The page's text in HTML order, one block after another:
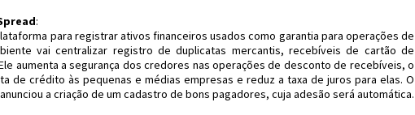
:
para registrar ativos financeiros usados como garantia para operações de
vai centralizar registro de duplicatas mercantis, recebíveis de cartão de
aumenta a segurança dos credores nas operações de desconto de recebíveis, o
de crédito às pequenas e médias empresas e reduz a taxa de juros para elas. O
a criação de um cadastro de bons pagadores, cuja adesão será automática.